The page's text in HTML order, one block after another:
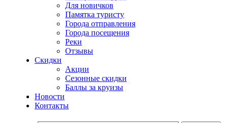
Для новичков
Памятка туристу
Города отправления
Города посещения
Реки
Отзывы
Скидки
Акции
Сезонные скидки
Баллы за круизы
Новости
Контакты